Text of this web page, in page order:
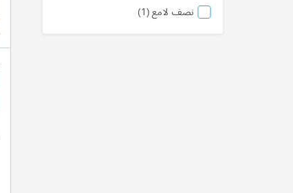
نصف لامع 1منتج